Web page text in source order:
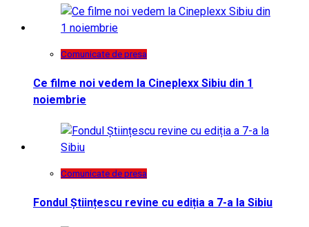
Comunicate de presa
Ce filme noi vedem la Cineplexx Sibiu din 1
noiembrie
Comunicate de presa
Fondul Științescu revine cu ediția a 7-a la Sibiu